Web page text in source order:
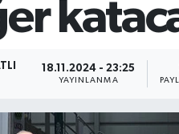
18.11.2024 - 23:25
YAYINLANMA